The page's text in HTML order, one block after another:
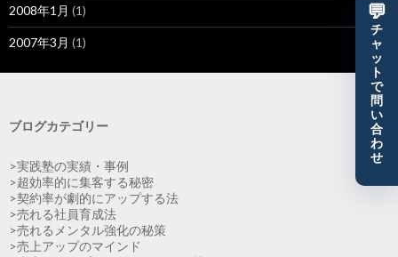
2008年1月 (1)
2007年3月 (1)
ブログカテゴリー
>実践塾の実績・事例
>超効率的に集客する秘密
>契約率が劇的にアップする法
>売れる社員育成法
>売れるメンタル強化の秘策
>売上アップのマインド
💬
チ
ャ
ッ
ト
で
問
い
合
わ
せ